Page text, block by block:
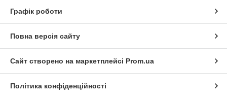
Графік роботи
Повна версія сайту
Сайт створено на маркетплейсі Prom.ua
Політика конфіденційності